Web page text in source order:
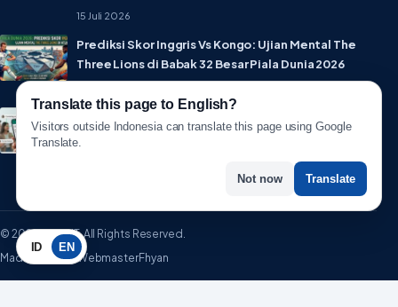
15 Juli 2026
Prediksi Skor Inggris Vs Kongo: Ujian Mental The
Three Lions di Babak 32 Besar Piala Dunia 2026
Tak Perlu Lagi Sebar Nomor HP
© 2026 WartaIT. All Rights Reserved.
Made with ♥ by WebmasterFhyan
ID EN
Translate this page to English?
Visitors outside Indonesia can translate this page using Google
Translate.
Not now Translate